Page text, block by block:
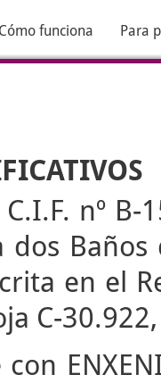
Cómo funciona Para
C.I.F. nº
dos
en el
C-